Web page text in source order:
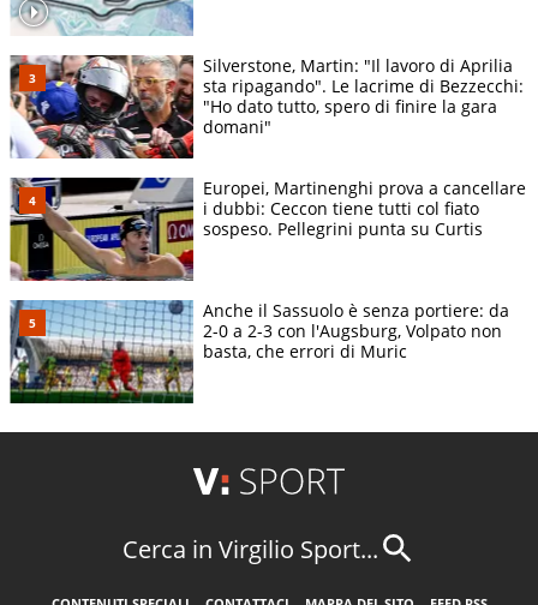
Silverstone, Martin: "Il lavoro di Aprilia
sta ripagando". Le lacrime di Bezzecchi:
"Ho dato tutto, spero di finire la gara
domani"
Europei, Martinenghi prova a cancellare
i dubbi: Ceccon tiene tutti col fiato
sospeso. Pellegrini punta su Curtis
Anche il Sassuolo è senza portiere: da
2-0 a 2-3 con l'Augsburg, Volpato non
basta, che errori di Muric
Cerca in Virgilio Sport...